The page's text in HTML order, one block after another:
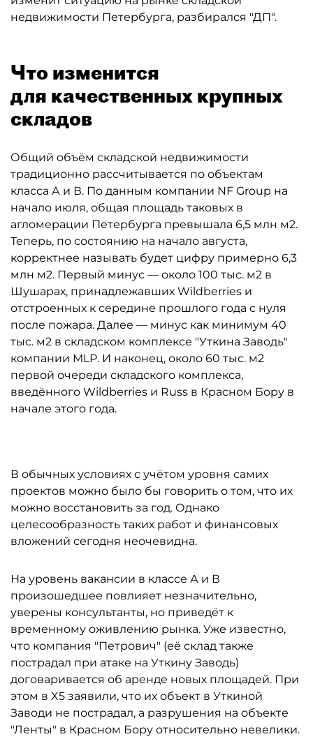
недвижимости Петербурга, разбирался "ДП".
Что изменится
для качественных крупных
складов
Общий объём складской недвижимости
традиционно рассчитывается по объектам
класса А и В. По данным компании NF Group на
начало июля, общая площадь таковых в
агломерации Петербурга превышала 6,5 млн м2.
Теперь, по состоянию на начало августа,
корректнее называть будет цифру примерно 6,3
млн м2. Первый минус — около 100 тыс. м2 в
Шушарах, принадлежавших Wildberries и
отстроенных к середине прошлого года с нуля
после пожара. Далее — минус как минимум 40
тыс. м2 в складском комплексе "Уткина Заводь"
компании MLP. И наконец, около 60 тыс. м2
первой очереди складского комплекса,
введённого Wildberries и Russ в Красном Бору в
начале этого года.
В обычных условиях с учётом уровня самих
проектов можно было бы говорить о том, что их
можно восстановить за год. Однако
целесообразность таких работ и финансовых
вложений сегодня неочевидна.
На уровень вакансии в классе А и В
произошедшее повлияет незначительно,
уверены консультанты, но приведёт к
временному оживлению рынка. Уже известно,
что компания "Петрович" (её склад также
пострадал при атаке на Уткину Заводь)
договаривается об аренде новых площадей. При
этом в X5 заявили, что их объект в Уткиной
Заводи не пострадал, а разрушения на объекте
"Ленты" в Красном Бору относительно невелики.